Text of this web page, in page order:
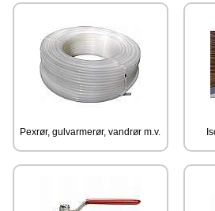
Pexrør, gulvarmerør, vandrør m.v.